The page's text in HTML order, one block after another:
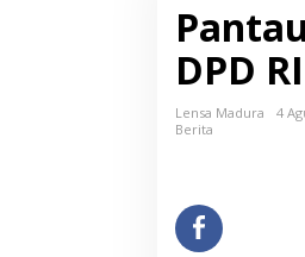
DPD
Lensa Madura
4
Berita